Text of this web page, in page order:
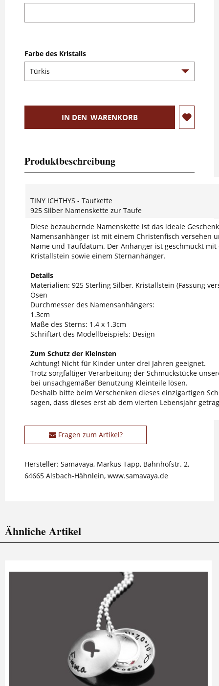
Farbe des Kristalls
IN DEN WARENKORB
Produktbeschreibung
TINY ICHTHYS - Taufkette
925 Silber Namenskette zur Taufe
Diese bezaubernde Namenskette ist das ideale
Namensanhänger ist mit einem Christenfisch versehen
Name und Taufdatum. Der Anhänger ist geschmückt
Kristallstein sowie einem Sternanhänger.
Details
Materialien: 925 Sterling Silber, Kristallstein (Fassung
Ösen
Durchmesser des Namensanhängers:
Maße des Sterns: 1.4 x 1.3cm
Schriftart des Modellbeispiels: Design
Zum Schutz der Kleinsten
Achtung! Nicht für Kinder unter drei Jahren geeignet.
Trotz sorgfältiger Verarbeitung der Schmuckstücke
bei unsachgemäßer Benutzung Kleinteile lösen.
Deshalb bitte beim Verschenken dieses einzigartigen
sagen, dass dieses erst ab dem vierten Lebensjahr
Fragen zum Artikel?
Hersteller: Samavaya, Markus Tapp, Bahnhofstr. 2,
64665 Alsbach-Hähnlein, www.samavaya.de
Ähnliche Artikel